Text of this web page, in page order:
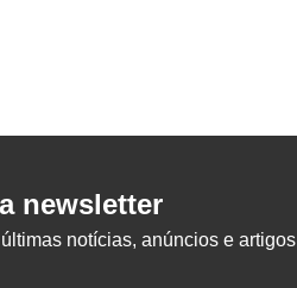
newsletter
notícias, anúncios e artigos